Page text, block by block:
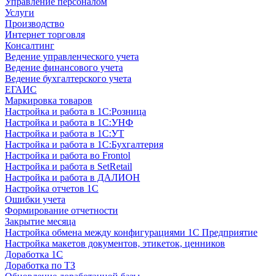
Услуги
Производство
Интернет торговля
Консалтинг
Ведение управленческого учета
Ведение финансового учета
Ведение бухгалтерского учета
ЕГАИС
Маркировка товаров
Настройка и работа в 1С:Розница
Настройка и работа в 1С:УНФ
Настройка и работа в 1С:УТ
Настройка и работа в 1С:Бухгалтерия
Настройка и работа во Frontol
Настройка и работа в SetRetail
Настройка и работа в ДАЛИОН
Настройка отчетов 1С
Ошибки учета
Формирование отчетности
Закрытие месяца
Настройка обмена между конфигурациями 1С Предприятие
Настройка макетов документов, этикеток, ценников
Доработка 1С
Доработка по ТЗ